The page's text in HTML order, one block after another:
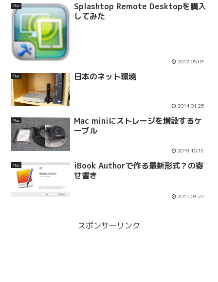
Mac
Splashtop Remote Desktopを購入
してみた
2012.05.03
Mac 日本のネット環境
2014.01.25
Mac
Mac miniにストレージを増設するケ
ーブル
2019.10.16
Mac
iBook Authorで作る最新形式？の寄
せ書き
2015.03.22
スポンサーリンク